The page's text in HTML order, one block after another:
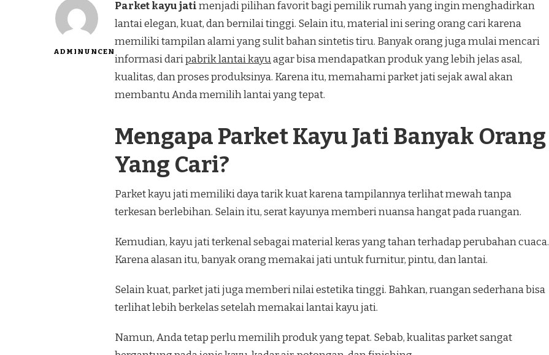
ADMINUNCEN
Parket kayu jatimenjadi pilihan favorit bagi pemilik rumah yang ingin menghadirkan
lantai elegan, kuat, dan bernilai tinggi. Selain itu, material ini sering orang cari karena
memiliki tampilan alami yang sulit bahan sintetis tiru. Banyak orang juga mulai mencari
informasi daripabrik lantai kayuagar bisa mendapatkan produk yang lebih jelas asal,
kualitas, dan proses produksinya. Karena itu, memahami parket jati sejak awal akan
membantu Anda memilih lantai yang tepat.
Mengapa Parket Kayu Jati Banyak Orang
Yang Cari?
Parket kayu jati memiliki daya tarik kuat karena tampilannya terlihat mewah tanpa
terkesan berlebihan. Selain itu, serat kayunya memberi nuansa hangat pada ruangan.
Kemudian, kayu jati terkenal sebagai material keras yang tahan terhadap perubahan cuaca.
Karena alasan itu, banyak orang memakai jati untuk furnitur, pintu, dan lantai.
Selain kuat, parket jati juga memberi nilai estetika tinggi. Bahkan, ruangan sederhana bisa
terlihat lebih berkelas setelah memakai lantai kayu jati.
Namun, Anda tetap perlu memilih produk yang tepat. Sebab, kualitas parket sangat